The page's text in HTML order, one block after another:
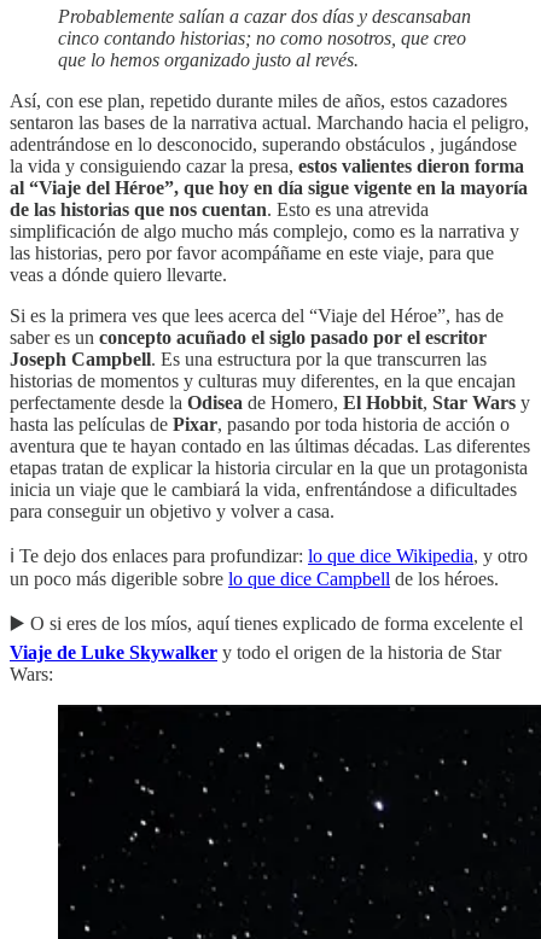
Probablemente salían a cazar dos días y descansaban
cinco contando historias; no como nosotros, que creo
que lo hemos organizado justo al revés.
Así, con ese plan, repetido durante miles de años, estos cazadores
sentaron las bases de la narrativa actual. Marchando hacia el peligro,
adentrándose en lo desconocido, superando obstáculos , jugándose
la vida y consiguiendo cazar la presa, estos valientes dieron forma
al “Viaje del Héroe”, que hoy en día sigue vigente en la mayoría
de las historias que nos cuentan. Esto es una atrevida
simplificación de algo mucho más complejo, como es la narrativa y
las historias, pero por favor acompáñame en este viaje, para que
veas a dónde quiero llevarte.
Si es la primera ves que lees acerca del “Viaje del Héroe”, has de
saber es un concepto acuñado el siglo pasado por el escritor
Joseph Campbell. Es una estructura por la que transcurren las
historias de momentos y culturas muy diferentes, en la que encajan
perfectamente desde la Odisea de Homero, El Hobbit, Star Wars y
hasta las películas de Pixar, pasando por toda historia de acción o
aventura que te hayan contado en las últimas décadas. Las diferentes
etapas tratan de explicar la historia circular en la que un protagonista
inicia un viaje que le cambiará la vida, enfrentándose a dificultades
para conseguir un objetivo y volver a casa.
ℹ️ Te dejo dos enlaces para profundizar: lo que dice Wikipedia, y otro
un poco más digerible sobre lo que dice Campbell de los héroes.
▶️ O si eres de los míos, aquí tienes explicado de forma excelente el
Viaje de Luke Skywalker y todo el origen de la historia de Star
Wars: